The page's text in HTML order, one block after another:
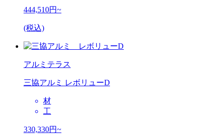
444,510円~
(税込)
アルミテラス
三協アルミ レボリューD
材
工
330,330円~